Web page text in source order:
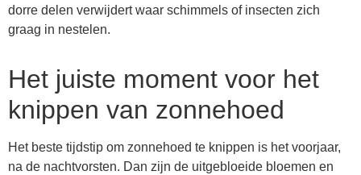
dorre delen verwijdert waar schimmels of insecten zich
graag in nestelen.
Het juiste moment voor het
knippen van zonnehoed
Het beste tijdstip om zonnehoed te knippen is het voorjaar,
na de nachtvorsten. Dan zijn de uitgebloeide bloemen en